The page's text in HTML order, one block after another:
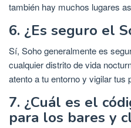
también hay muchos lugares
6. ¿Es seguro el
Sí, Soho generalmente es
cualquier distrito de vida
atento a tu entorno y vigilar tus
7. ¿Cuál es el
para los bares y